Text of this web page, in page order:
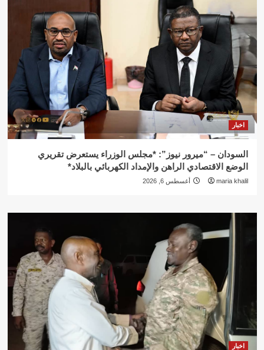
اخبار
السودان – “ميرور نيوز”: *مجلس الوزراء يستعرض تقريري
الوضع الاقتصادي الراهن والإمداد الكهربائي بالبلاد*
maria khalil أغسطس 6, 2026
اخبار